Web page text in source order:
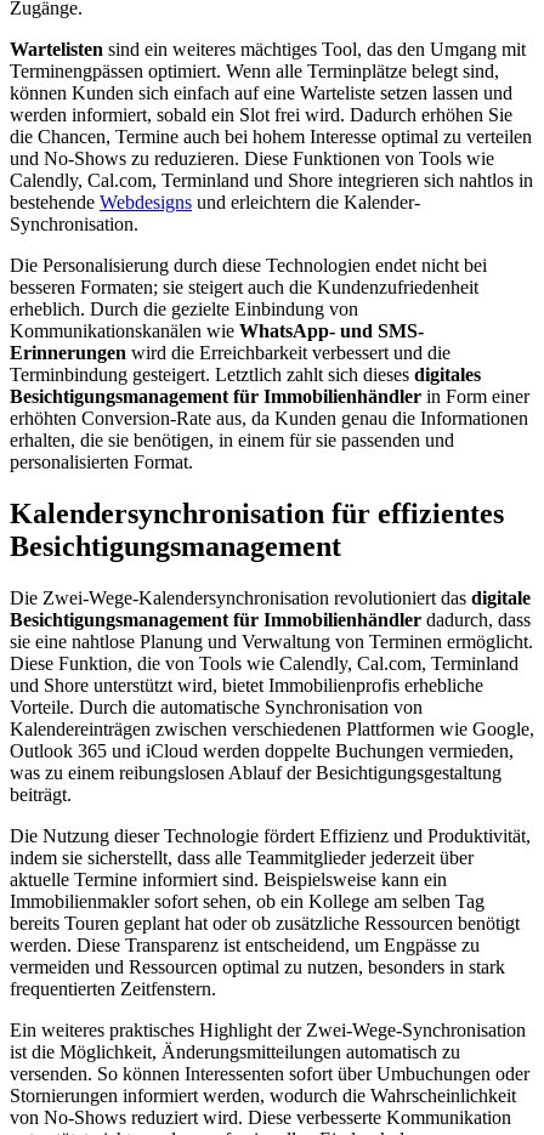
Zugänge.
Wartelisten sind ein weiteres mächtiges Tool, das den Umgang mit
Terminengpässen optimiert. Wenn alle Terminplätze belegt sind,
können Kunden sich einfach auf eine Warteliste setzen lassen und
werden informiert, sobald ein Slot frei wird. Dadurch erhöhen Sie
die Chancen, Termine auch bei hohem Interesse optimal zu verteilen
und No-Shows zu reduzieren. Diese Funktionen von Tools wie
Calendly, Cal.com, Terminland und Shore integrieren sich nahtlos in
bestehende Webdesigns und erleichtern die Kalender-
Synchronisation.
Die Personalisierung durch diese Technologien endet nicht bei
besseren Formaten; sie steigert auch die Kundenzufriedenheit
erheblich. Durch die gezielte Einbindung von
Kommunikationskanälen wie WhatsApp- und SMS-
Erinnerungen wird die Erreichbarkeit verbessert und die
Terminbindung gesteigert. Letztlich zahlt sich dieses digitales
Besichtigungsmanagement für Immobilienhändler in Form einer
erhöhten Conversion-Rate aus, da Kunden genau die Informationen
erhalten, die sie benötigen, in einem für sie passenden und
personalisierten Format.
Kalendersynchronisation für effizientes
Besichtigungsmanagement
Die Zwei-Wege-Kalendersynchronisation revolutioniert das digitale
Besichtigungsmanagement für Immobilienhändler dadurch, dass
sie eine nahtlose Planung und Verwaltung von Terminen ermöglicht.
Diese Funktion, die von Tools wie Calendly, Cal.com, Terminland
und Shore unterstützt wird, bietet Immobilienprofis erhebliche
Vorteile. Durch die automatische Synchronisation von
Kalendereinträgen zwischen verschiedenen Plattformen wie Google,
Outlook 365 und iCloud werden doppelte Buchungen vermieden,
was zu einem reibungslosen Ablauf der Besichtigungsgestaltung
beiträgt.
Die Nutzung dieser Technologie fördert Effizienz und Produktivität,
indem sie sicherstellt, dass alle Teammitglieder jederzeit über
aktuelle Termine informiert sind. Beispielsweise kann ein
Immobilienmakler sofort sehen, ob ein Kollege am selben Tag
bereits Touren geplant hat oder ob zusätzliche Ressourcen benötigt
werden. Diese Transparenz ist entscheidend, um Engpässe zu
vermeiden und Ressourcen optimal zu nutzen, besonders in stark
frequentierten Zeitfenstern.
Ein weiteres praktisches Highlight der Zwei-Wege-Synchronisation
ist die Möglichkeit, Änderungsmitteilungen automatisch zu
versenden. So können Interessenten sofort über Umbuchungen oder
Stornierungen informiert werden, wodurch die Wahrscheinlichkeit
von No-Shows reduziert wird. Diese verbesserte Kommunikation